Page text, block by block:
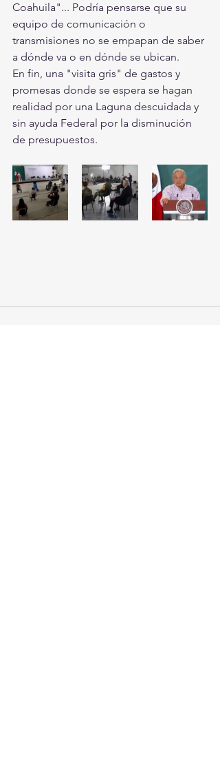
Coahuila"... Podría pensarse que su
equipo de comunicación o
transmisiones no se empapan de saber
a dónde va o en dónde se ubican.
En fin, una "visita gris" de gastos y
promesas donde se espera se hagan
realidad por una Laguna descuidada y
sin ayuda Federal por la disminución
de presupuestos.